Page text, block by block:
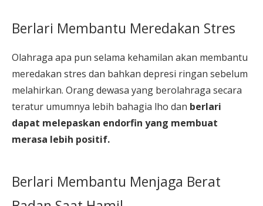
Berlari Membantu Meredakan Stres
Olahraga apa pun selama kehamilan akan membantu
meredakan stres dan bahkan depresi ringan sebelum
melahirkan. Orang dewasa yang berolahraga secara
teratur umumnya lebih bahagia lho dan berlari
dapat melepaskan endorfin yang membuat
merasa lebih positif.
Berlari Membantu Menjaga Berat